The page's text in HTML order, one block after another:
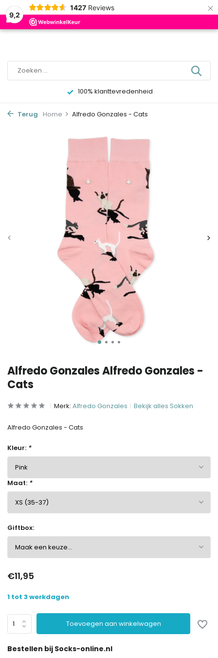
9,2
1427 Reviews ×
0
100% klanttevredenheid
Terug Home Alfredo Gonzales - Cats
Alfredo Gonzales Alfredo Gonzales -
Cats
Merk: Alfredo Gonzales Bekijk alles Sokken
Alfredo Gonzales - Cats
Kleur: *
Maat: *
Giftbox:
€11,95
1 tot 3 werkdagen
Toevoegen aan winkelwagen
Bestellen bij Socks-online.nl